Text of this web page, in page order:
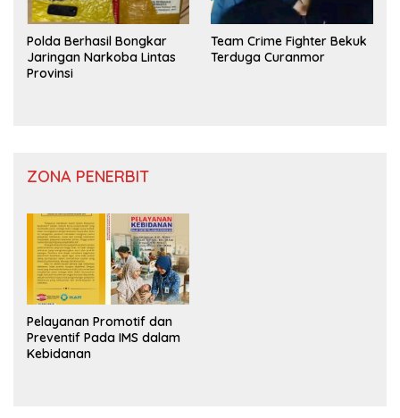
Polda Berhasil Bongkar
Jaringan Narkoba Lintas
Provinsi
Team Crime Fighter Bekuk
Terduga Curanmor
ZONA PENERBIT
Pelayanan Promotif dan
Preventif Pada IMS dalam
Kebidanan